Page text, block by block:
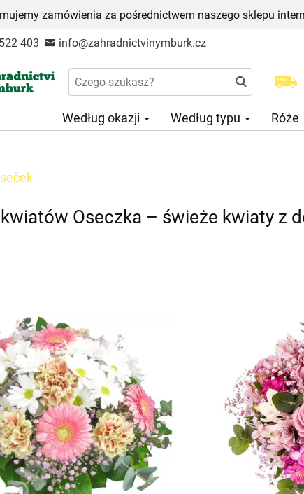
zamówienia za pośrednictwem naszego sklepu
403 info@zahradnictvinymburk.cz
Według okazji Według typu Róże
Oseczka – świeże kwiaty z